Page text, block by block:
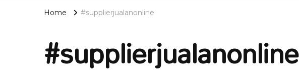
Home #supplierjualanonline
#supplierjualanonline